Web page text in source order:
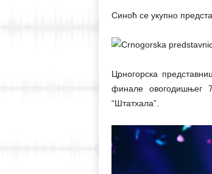
Синоћ се укупно
Црногорска
финале овогодишњег
“Штатхала”.